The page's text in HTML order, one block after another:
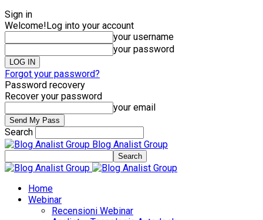
Sign in
Welcome!Log into your account
your username
your password
Forgot your password?
Password recovery
Recover your password
your email
Search
Blog Analist Group
Home
Webinar
Recensioni Webinar